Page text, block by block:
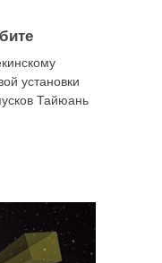
установки
Тайюань